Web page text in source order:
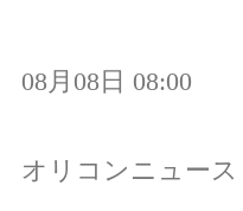
08月08日 08:00
オリコンニュース